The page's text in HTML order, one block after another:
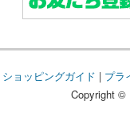
ショッピングガイド | プラ
Copyright ©